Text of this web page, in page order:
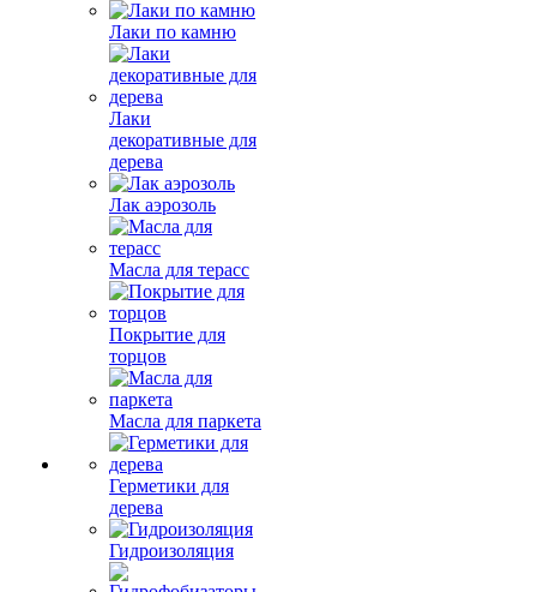
Лаки по камню
Лаки
декоративные для
дерева
Лак аэрозоль
Масла для терасс
Покрытие для
торцов
Масла для паркета
Герметики для
дерева
Гидроизоляция